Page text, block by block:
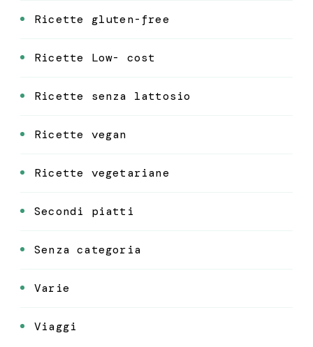
Ricette gluten-free
Ricette Low- cost
Ricette senza lattosio
Ricette vegan
Ricette vegetariane
Secondi piatti
Senza categoria
Varie
Viaggi